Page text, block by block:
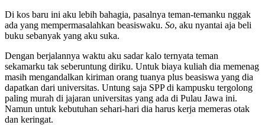
Di kos baru ini aku lebih bahagia, pasalnya teman-temanku nggak
ada yang mempermasalahkan beasiswaku. So, aku nyantai aja beli
buku sebanyak yang aku suka.
Dengan berjalannya waktu aku sadar kalo ternyata teman
sekamarku tak seberuntung diriku. Untuk biaya kuliah dia memenag
masih mengandalkan kiriman orang tuanya plus beasiswa yang dia
dapatkan dari universitas. Untung saja SPP di kampusku tergolong
paling murah di jajaran universitas yang ada di Pulau Jawa ini.
Namun untuk kebutuhan sehari-hari dia harus kerja memeras otak
dan keringat.